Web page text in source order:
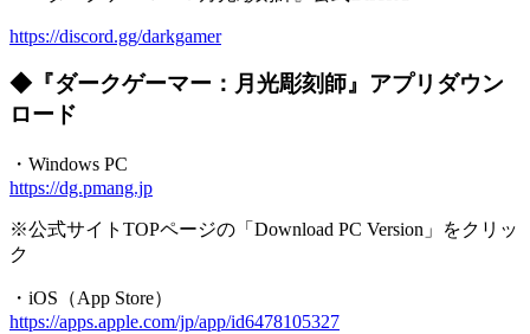
https://discord.gg/darkgamer
◆『ダークゲーマー：月光彫刻師』アプリダウン
ロード
・Windows PC
https://dg.pmang.jp
※公式サイトTOPページの「Download PC Version」をクリッ
ク
・iOS（App Store）
https://apps.apple.com/jp/app/id6478105327